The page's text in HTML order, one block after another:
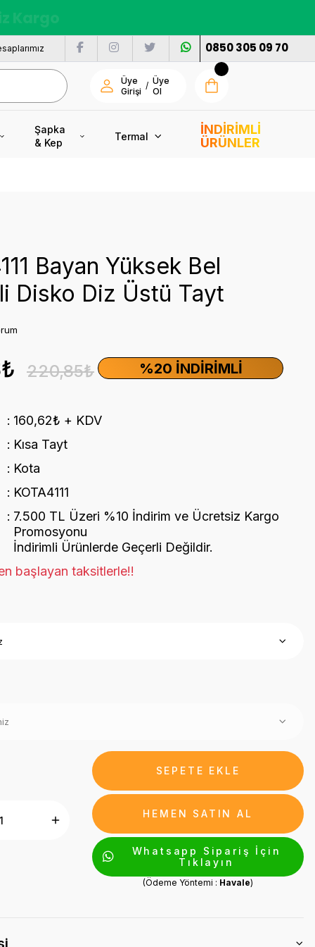
0850 305 09 70
Üye
Girişi
/ Üye
Ol
Şapka
& Kep
Termal
İNDİRİMLİ
ÜRÜNLER
Bayan Yüksek Bel
Disko Diz Üstü Tayt
%20 İNDIRIMLI
220,85₺
160,62₺ + KDV
Kısa Tayt
Kota
KOTA4111
7.500 TL Üzeri %10 İndirim ve Ücretsiz Kargo
Promosyonu
İndirimli Ürünlerde Geçerli Değildir.
başlayan taksitlerle!!
SEPETE EKLE
HEMEN SATIN AL
Whatsapp Sipariş İçin
Tıklayın
(Ödeme Yöntemi : Havale)